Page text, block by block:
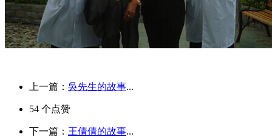
上一篇： 吳先生的故事...
54 个点赞
下一篇： 王倩倩的故事...